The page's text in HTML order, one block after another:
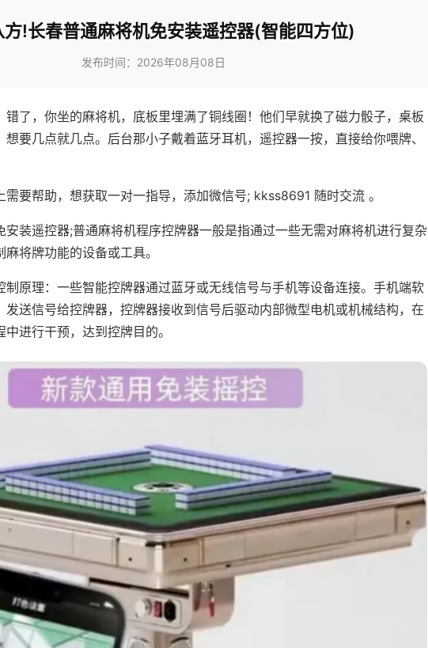
方!长春普通麻将机免安装遥控器(智能四方位)
发布时间：2026年08月08日
错了，你坐的麻将机，底板里埋满了铜线圈！他们早就换了磁力骰子，桌板
要几点就几点。后台那小子戴着蓝牙耳机，遥控器一按，直接给你喂牌、
需要帮助，想获取一对一指导，添加微信号; kkss8691 随时交流 。
安装遥控器;普通麻将机程序控牌器一般是指通过一些无需对麻将机进行复杂
将牌功能的设备或工具。
制原理：一些智能控牌器通过蓝牙或无线信号与手机等设备连接。手机端软
发送信号给控牌器，控牌器接收到信号后驱动内部微型电机或机械结构，在
进行干预，达到控牌目的。